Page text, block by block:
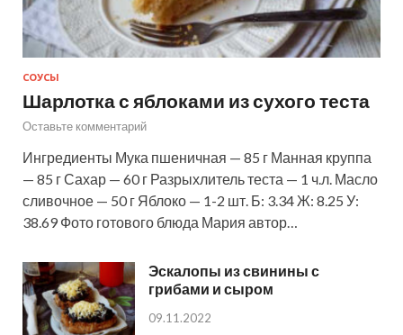
СОУСЫ
Шарлотка с яблоками из сухого теста
Оставьте комментарий
Ингредиенты Мука пшеничная — 85 г Манная круппа
— 85 г Сахар — 60 г Разрыхлитель теста — 1 ч.л. Масло
сливочное — 50 г Яблоко — 1-2 шт. Б: 3.34 Ж: 8.25 У:
38.69 Фото готового блюда Мария автор…
Эскалопы из свинины с
грибами и сыром
09.11.2022